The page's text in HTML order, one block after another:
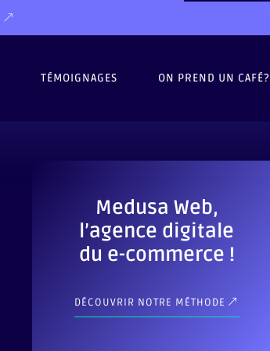
TÉMOIGNAGES ON PREND UN CAFÉ?
Medusa Web,
l’agence digitale
du e-commerce !
DÉCOUVRIR NOTRE MÉTHODE